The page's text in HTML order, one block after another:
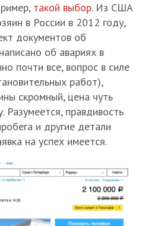
такой выбор. Из США
в России в 2012 году,
документов об
об авариях в
почти все, вопрос в силе
работ),
скромный, цена чуть
правдивость
и другие детали
на успех имеется.